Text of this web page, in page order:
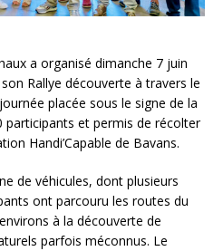
a organisé dimanche 7 juin
Rallye découverte à travers le
placée sous le signe de la
participants et permis de récolter
Handi’Capable de Bavans.
de véhicules, dont plusieurs
ont parcouru les routes du
à la découverte de
parfois méconnus. Le